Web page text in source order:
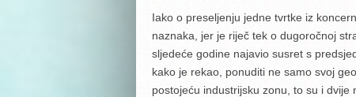
Iako o preseljenju jedne tvrtke iz
naznaka, jer je riječ tek o dugoročnoj
sljedeće godine najavio susret s
kako je rekao, ponuditi ne samo svoj
postojeću industrijsku zonu, to su i